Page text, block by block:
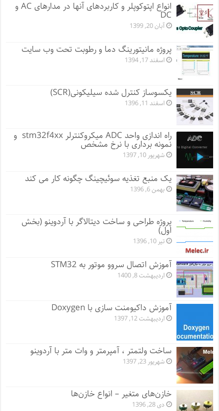
انواع اپتوکوپلر و کاربردهای آنها در مدارهای AC و
DC
آبان 20, 1399
پروژه مانيتورينگ دما و رطوبت تحت وب سایت
اسفند 17, 1394
یکسوساز کنترل شده سیلیکونی(SCR)
اسفند 11, 1396
راه اندازی واحد ADC میکروکنترلر stm32f4xx و
نمونه برداری با نرخ مشخص
شهریور 10, 1397
یک منبع تغذیه سوئیچینگ چگونه کار می کند
بهمن 6, 1396
پروژه طراحی و ساخت دیتالاگر با آردوینو (بخش
اول)
تیر 10, 1396
آموزش اتصال سروو موتور به STM32
اردیبهشت 8, 1400
آموزش داکیومنت سازی با Doxygen
اردیبهشت 12, 1397
ساخت ولتمتر ، آمپرمتر و وات متر با آردوینو
شهریور 23, 1397
خازن‌های متغیر – انواع خازن‌ها
دی 28, 1396